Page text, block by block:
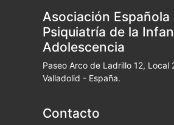
Asociación Española
Psiquiatría de la
Adolescencia
Paseo Arco de Ladrillo 12,
Valladolid - España.
Contacto